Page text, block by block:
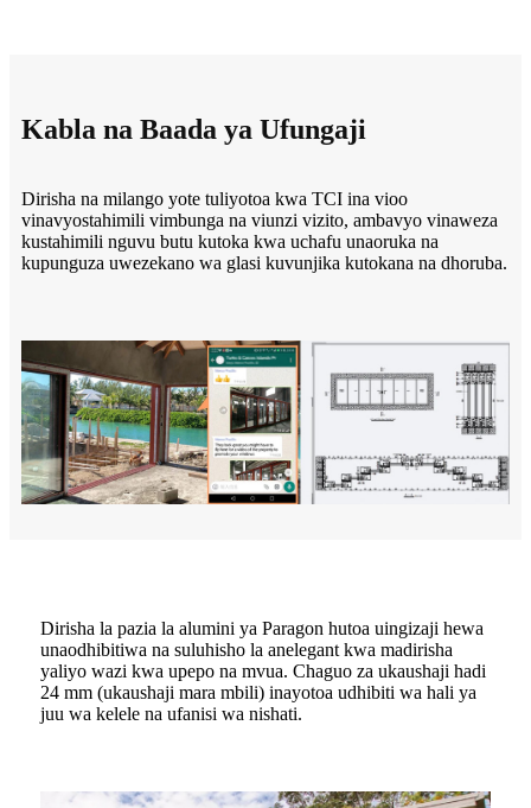
Kabla na Baada ya Ufungaji
Dirisha na milango yote tuliyotoa kwa TCI ina vioo
vinavyostahimili vimbunga na viunzi vizito, ambavyo vinaweza
kustahimili nguvu butu kutoka kwa uchafu unaoruka na
kupunguza uwezekano wa glasi kuvunjika kutokana na dhoruba.
Dirisha la pazia la alumini ya Paragon hutoa uingizaji hewa
unaodhibitiwa na suluhisho la anelegant kwa madirisha
yaliyo wazi kwa upepo na mvua. Chaguo za ukaushaji hadi
24 mm (ukaushaji mara mbili) inayotoa udhibiti wa hali ya
juu wa kelele na ufanisi wa nishati.